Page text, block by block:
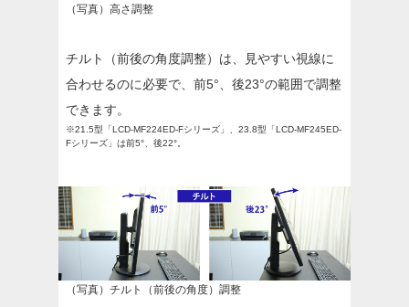
（写真）高さ調整
チルト（前後の角度調整）は、見やすい視線に
合わせるのに必要で、前5°、後23°の範囲で調整
できます。
※21.5型「LCD-MF224ED-Fシリーズ」、23.8型「LCD-MF245ED-
Fシリーズ」は前5°、後22°。
（写真）チルト（前後の角度）調整